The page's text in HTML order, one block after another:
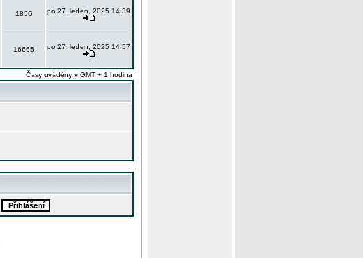
1856 po 27. leden, 2025 14:39
16665 po 27. leden, 2025 14:57
Časy uváděny v GMT + 1 hodina